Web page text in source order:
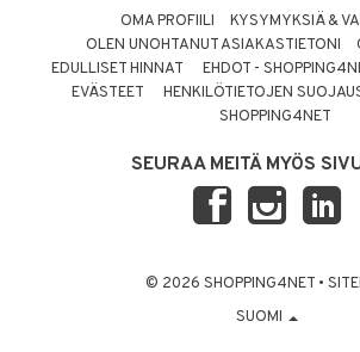
OMA PROFIILI
KYSYMYKSIÄ &
OLEN UNOHTANUT ASIAKASTIETONI
EDULLISET HINNAT
EHDOT -
EVÄSTEET
HENKILÖTIETOJEN
SHOPPING4NET
SEURAA MEITÄ MYÖS
© 2026 SHOPPING4NET •
SUOMI